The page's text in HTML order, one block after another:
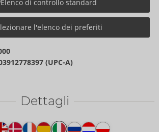
Elenco di controllo standard
l'elenco dei preferiti
(UPC-A)
Dettagli